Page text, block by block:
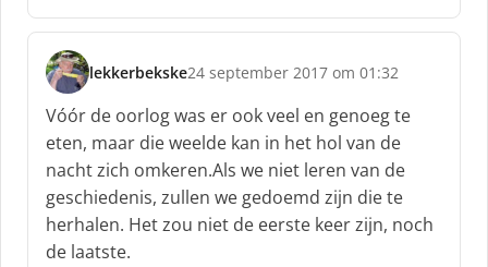
e
f
:
lekkerbekske
s
c
h
r
e
e
f
24 september 2017 om 01:32
Vóór de oorlog was er ook veel en genoeg te
eten, maar die weelde kan in het hol van de
nacht zich omkeren.Als we niet leren van de
geschiedenis, zullen we gedoemd zijn die te
herhalen. Het zou niet de eerste keer zijn, noch
de laatste.